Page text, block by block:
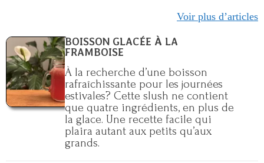
Voir plus d’articles
BOISSON GLACÉE À LA
FRAMBOISE
À la recherche d’une boisson
rafraîchissante pour les journées
estivales? Cette slush ne contient
que quatre ingrédients, en plus de
la glace. Une recette facile qui
plaira autant aux petits qu’aux
grands.